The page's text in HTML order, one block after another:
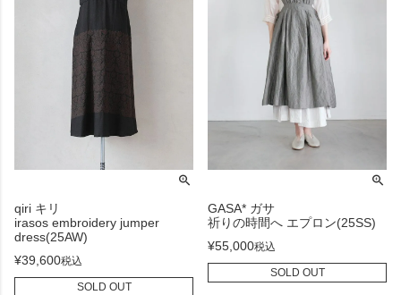
qiri キリ
irasos embroidery jumper
dress(25AW)
¥39,600税込
SOLD OUT
GASA* ガサ
祈りの時間へ エプロン(25SS)
¥55,000税込
SOLD OUT